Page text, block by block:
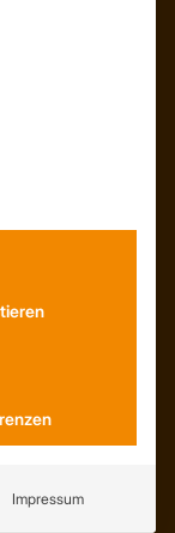
Impressum